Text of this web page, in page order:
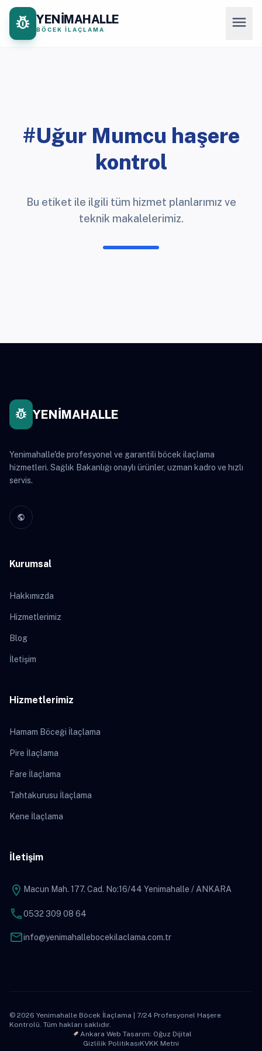
pest_control YENİMAHALLE
BÖCEK İLAÇLAMA menu
#Uğur Mumcu haşere
kontrol
Bu etiket ile ilgili tüm hizmet planlarımız ve
teknik makalelerimiz.
pest_control YENİMAHALLE
Yenimahalle'de profesyonel ve garantili böcek ilaçlama
hizmetleri. Sağlık Bakanlığı onaylı ürünler, uzman kadro ve hızlı
servis.
public
Kurumsal
Hakkımızda
Hizmetlerimiz
Blog
İletişim
Hizmetlerimiz
Hamam Böceği İlaçlama
Pire İlaçlama
Fare İlaçlama
Tahtakurusu İlaçlama
Kene İlaçlama
İletişim
location_on Macun Mah. 177. Cad. No:16/44 Yenimahalle / ANKARA
phone0532 309 08 64
mailinfo@yenimahallebocekilaclama.com.tr
© 2026 Yenimahalle Böcek İlaçlama | 7/24 Profesyonel Haşere
Kontrolü. Tüm hakları saklıdır.
Ankara Web Tasarım: Oğuz Dijital
Gizlilik PolitikasıKVKK Metni